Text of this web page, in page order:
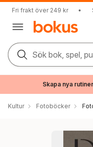
Fri frakt över 249 kr •
Sök bok, spel,
Skapa nya
Kultur Fotoböcker